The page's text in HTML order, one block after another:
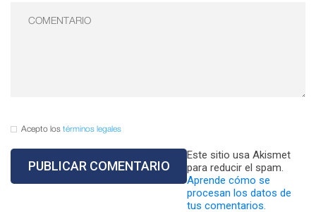
Acepto los términos legales
Este sitio usa Akismet
para reducir el spam.
Aprende cómo se
procesan los datos de
tus comentarios.